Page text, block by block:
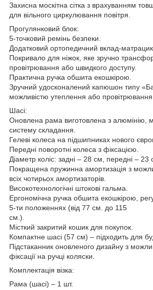
Захисна москітна сітка з врахуванням
для вільного циркулювання повітря.
Прогулянковий блок:
5-точковий ремінь безпеки.
Додатковий ортопедичний вклад-матрацик.
Покривало для ніжок, яке зручно
провітрювання або швидкого доступу.
Практична ручка обшита екошкірою.
Зручний удосконалений капюшон типу
можливістю утеплення або провітрювання.
Шасі:
Оновлена рама виготовлена з алюмінію,
систему складання.
Гелеві колеса на підшипниках нового
Передні поворотні колеса з фіксацією.
Діаметр коліс: задні – 28 см, передні – 23
Покращена пружинна амортизація з
всіх чотирьох амортизаторів.
Високотехнологічні штокові гальма.
Ергономічна ручка обшита екошкірою,
5-ти положеннях (від 77 см. до 115
см.).
Місткий закритий кошик для покупок.
Компактне шасі (57 см) – підходить для
Підстаканник оновленого дизайну з
фіксації на ручці коляски.
Комплектація візка:
Рама (шасі) – 1 шт.